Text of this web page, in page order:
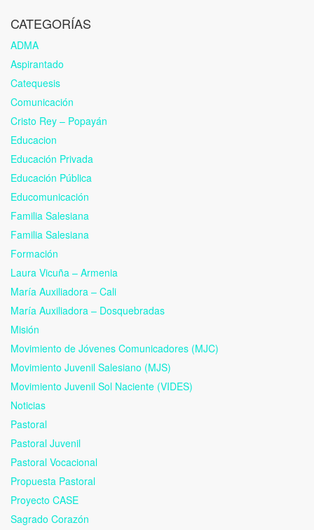
CATEGORÍAS
ADMA
Aspirantado
Catequesis
Comunicación
Cristo Rey – Popayán
Educacion
Educación Privada
Educación Pública
Educomunicación
Familia Salesiana
Familia Salesiana
Formación
Laura Vicuña – Armenia
María Auxiliadora – Cali
María Auxiliadora – Dosquebradas
Misión
Movimiento de Jóvenes Comunicadores (MJC)
Movimiento Juvenil Salesiano (MJS)
Movimiento Juvenil Sol Naciente (VIDES)
Noticias
Pastoral
Pastoral Juvenil
Pastoral Vocacional
Propuesta Pastoral
Proyecto CASE
Sagrado Corazón